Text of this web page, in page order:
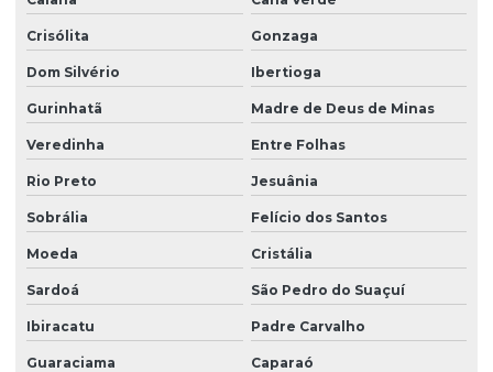
Crisólita Gonzaga
Dom Silvério Ibertioga
Gurinhatã Madre de Deus de Minas
Veredinha Entre Folhas
Rio Preto Jesuânia
Sobrália Felício dos Santos
Moeda Cristália
Sardoá São Pedro do Suaçuí
Ibiracatu Padre Carvalho
Guaraciama Caparaó